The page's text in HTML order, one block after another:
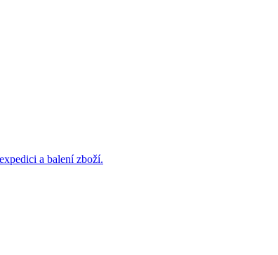
a balení zboží.